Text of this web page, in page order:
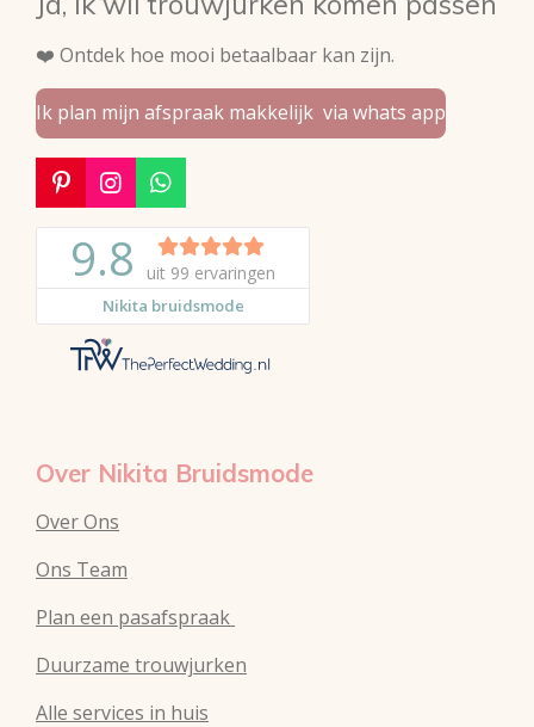
❤️ Ontdek hoe mooi betaalbaar kan zijn.
Ik plan mijn afspraak makkelijk via whats app
P
i
n
e
e
I
n
s
t
a
g
r
a
m
W
h
a
t
s
A
p
Over Nikita Bruidsmode
Over Ons
Ons Team
Plan een pasafspraak
Duurzame trouwjurken
Alle services in huis